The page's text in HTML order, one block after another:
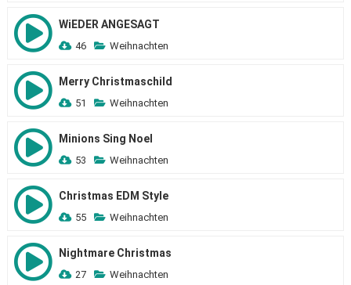
WiEDER ANGESAGT
46 Weihnachten
Merry Christmaschild
51 Weihnachten
Minions Sing Noel
53 Weihnachten
Christmas EDM Style
55 Weihnachten
Nightmare Christmas
27 Weihnachten